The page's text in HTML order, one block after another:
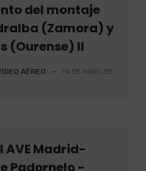
del montaje
(Zamora) y
(Ourense) II
AÉREO —
14 DE MAYO DE
AVE Madrid-
Padornelo -